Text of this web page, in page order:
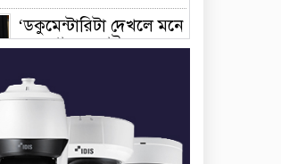
‘ডকুমেন্টারিটা দেখলে মনে
হতে পারে জুলাইয়ে
হয়েছে’
জুলাইয়ের অনুষ্ঠানে
তথ্যচিত্র নিয়ে হট্টগোল